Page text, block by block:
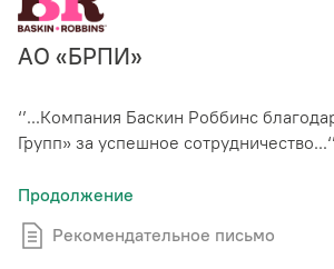
АО «БРПИ»
‘’...Компания Баскин Роббинс
Групп» за успешное сотрудничество...‘’
Продолжение
Рекомендательное письмо